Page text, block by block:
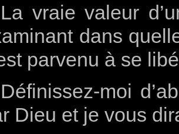
vraie valeur
dans
parvenu à se
moi
Dieu et je vous